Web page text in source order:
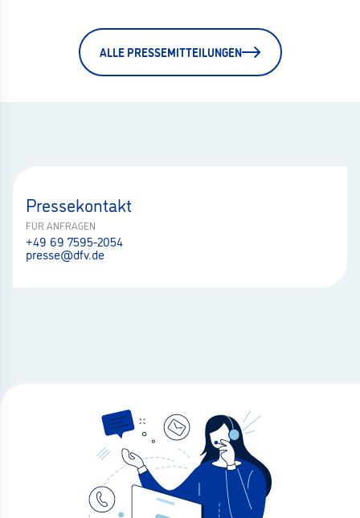
ALLE PRESSEMITTEILUNGEN
Pressekontakt
FÜR ANFRAGEN
+49 69 7595-2054
presse@dfv.de